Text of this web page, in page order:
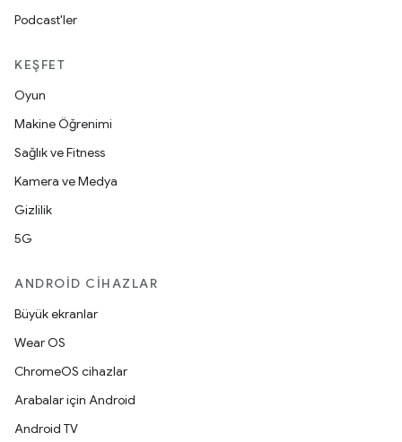
Podcast'ler
KEŞFET
Oyun
Makine Öğrenimi
Sağlık ve Fitness
Kamera ve Medya
Gizlilik
5G
ANDROID CIHAZLAR
Büyük ekranlar
Wear OS
ChromeOS cihazlar
Arabalar için Android
Android TV